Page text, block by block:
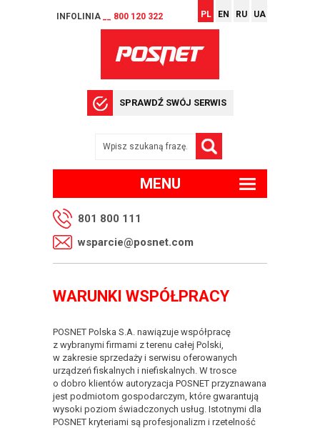
INFOLINIA __ 800 120 322 PL EN RU UA
SPRAWDŹ SWÓJ SERWIS
MENU
801 800 111
wsparcie@posnet.com
WARUNKI WSPÓŁPRACY
POSNET Polska S.A. nawiązuje współpracę
z wybranymi firmami z terenu całej Polski,
w zakresie sprzedaży i serwisu oferowanych
urządzeń fiskalnych i niefiskalnych. W trosce
o dobro klientów autoryzacja POSNET przyznawana
jest podmiotom gospodarczym, które gwarantują
wysoki poziom świadczonych usług. Istotnymi dla
POSNET kryteriami są profesjonalizm i rzetelność